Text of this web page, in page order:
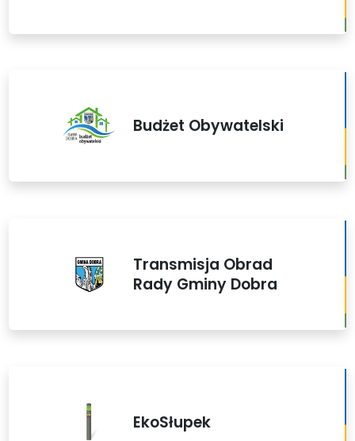
Budżet Obywatelski
Transmisja Obrad
Rady Gminy Dobra
EkoSłupek